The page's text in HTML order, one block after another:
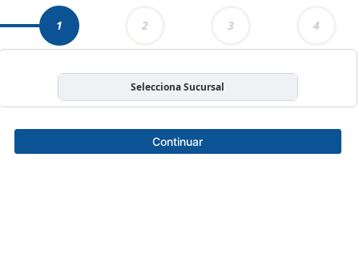
1 2 3 4
Selecciona Sucursal
Continuar